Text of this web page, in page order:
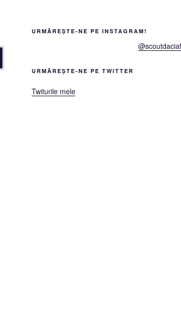
URMĂREȘTE-NE PE INSTAGRAM!
URMĂREȘTE-NE PE TWITTER
Twiturile mele